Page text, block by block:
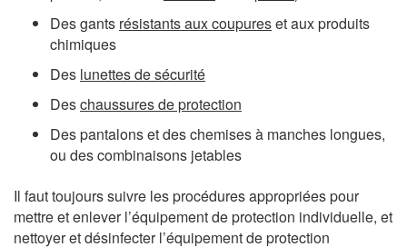
Des gants résistants aux coupureset aux produits
chimiques
Des lunettes de sécurité
Deschaussures de protection
Des pantalons et des chemises à manches longues,
ou des combinaisons jetables
Il faut toujours suivre les procédures appropriées pour
mettre et enlever l’équipement de protection individuelle, et
nettoyer et désinfecter l’équipement de protection